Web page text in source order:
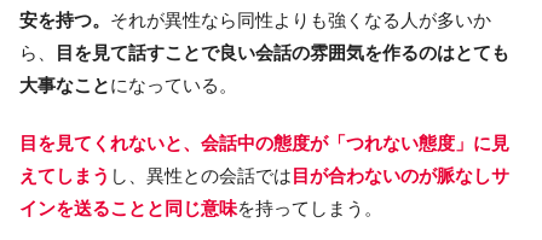
安を持つ。 それが異性なら同性よりも強くなる人が多いか
ら、
目を見て話すことで良い会話の雰囲気を作るのはとても
大事なことになっている。
目を見てくれないと、会話中の態度が「つれない態度」に見
えてしまう し、異性との会話では 目が合わないのが脈なしサ
インを送ることと同じ意味を持ってしまう。